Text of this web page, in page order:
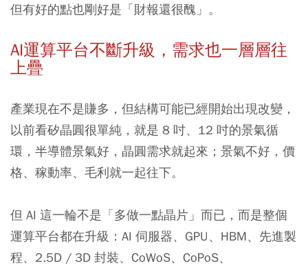
但有好的點也剛好是「財報還很醜」。
AI運算平台不斷升級，需求也一層層往
上疊
產業現在不是賺多，但結構可能已經開始出現改變，
以前看矽晶圓很單純，就是 8 吋、12 吋的景氣循
環，半導體景氣好，晶圓需求就起來；景氣不好，價
格、稼動率、毛利就一起往下。
但 AI 這一輪不是「多做一點晶片」而已，而是整個
運算平台都在升級：AI 伺服器、GPU、HBM、先進製
程、2.5D / 3D 封裝、CoWoS、CoPoS、